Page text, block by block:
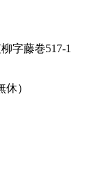
字藤巻517-1
）